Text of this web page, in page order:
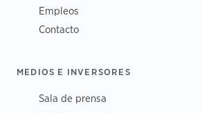
Empleos
Contacto
MEDIOS E INVERSORES
Sala de prensa